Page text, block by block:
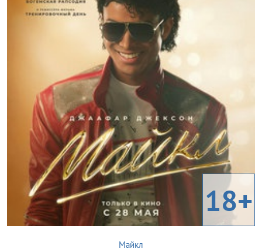
18+
Майкл